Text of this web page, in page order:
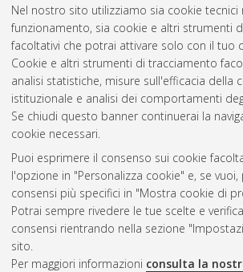
Nel nostro sito utilizziamo sia cookie tecnici
funzionamento, sia cookie e altri strumenti
facoltativi che potrai attivare solo con il tuo
Cookie e altri strumenti di tracciamento
analisi statistiche, misure sull'efficacia della
istituzionale e analisi dei comportamenti
Se chiudi questo banner continuerai la
cookie necessari.
Puoi esprimere il consenso sui cookie
l'opzione in "Personalizza cookie" e, se
consensi più specifici in "Mostra cookie di
Potrai sempre rivedere le tue scelte e
consensi rientrando nella sezione
sito.
Per maggiori informazioni consulta la
Gestione del documento:
Atom
Rss 1.0
Rss 2.0
ISSN: 2038-7946